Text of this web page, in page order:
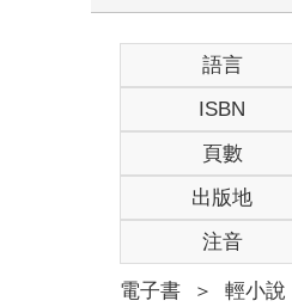
隨著聚集過來的人
「諸位，圍著我的
一道熟悉低沉的嗓
「啊、寧夏先生呢！
「若是有好的提案，
語言
ISBN
頁數
出版地
注音
電子書 ＞ 輕小說